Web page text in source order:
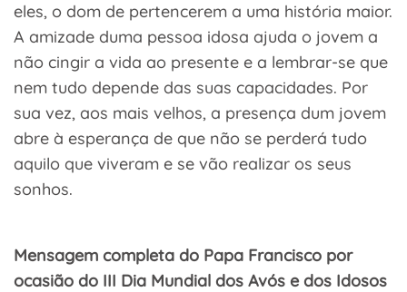
eles, o dom de pertencerem a uma história maior.
A amizade duma pessoa idosa ajuda o jovem a
não cingir a vida ao presente e a lembrar-se que
nem tudo depende das suas capacidades. Por
sua vez, aos mais velhos, a presença dum jovem
abre à esperança de que não se perderá tudo
aquilo que viveram e se vão realizar os seus
sonhos.
Mensagem completa do Papa Francisco por
ocasião do III Dia Mundial dos Avós e dos Idosos